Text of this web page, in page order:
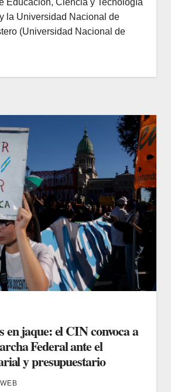
la Universidad Nacional de
(Universidad Nacional de
en jaque: el CIN convoca a
Federal ante el
y presupuestario